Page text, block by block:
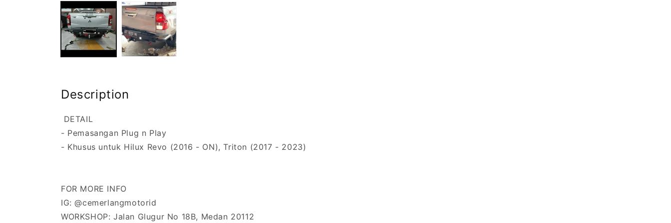
Description
DETAIL
- Pemasangan Plug n Play
- Khusus untuk Hilux Revo (2016 - ON), Triton (2017 - 2023)
FOR MORE INFO
IG: @cemerlangmotorid
WORKSHOP: Jalan Glugur No 18B, Medan 20112